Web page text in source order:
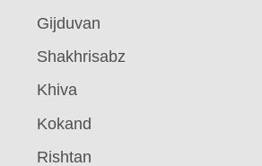
Gijduvan
Shakhrisabz
Khiva
Kokand
Rishtan